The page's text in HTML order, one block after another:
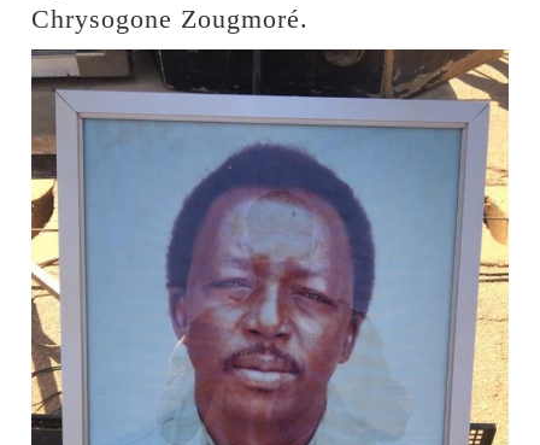
Chrysogone Zougmoré.